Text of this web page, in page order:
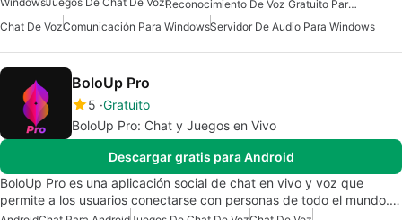
Reconocimiento De Voz Gratuito Para Windows
Chat De VozComunicación Para WindowsServidor De Audio Para Windows
BoloUp Pro
5 Gratuito
BoloUp Pro: Chat y Juegos en Vivo
Descargar gratis para Android
BoloUp Pro es una aplicación social de chat en vivo y voz que
permite a los usuarios conectarse con personas de todo el mundo.…